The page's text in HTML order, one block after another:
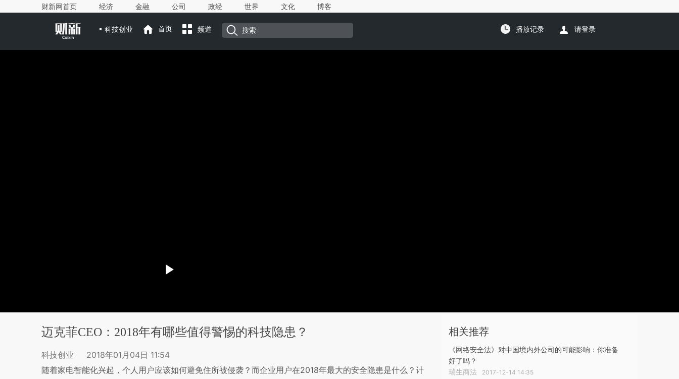
财新网首页 经济 金融 公司 政经 世界 文化 博客
科技创业 首页 频道 播放记录 请登录
迈克菲CEO：2018年有哪些值得警惕的科技隐患？
科技创业
2018年01月04日 11:54
随着家电智能化兴起，个人用户应该如何避免住所被侵袭？而企业用户在2018年最大的安全隐患是什么？计
相关推荐
《网络安全法》对中国境内外公司的可能影响：你准备
好了吗？
瑞生商法 2017-12-14 14:35